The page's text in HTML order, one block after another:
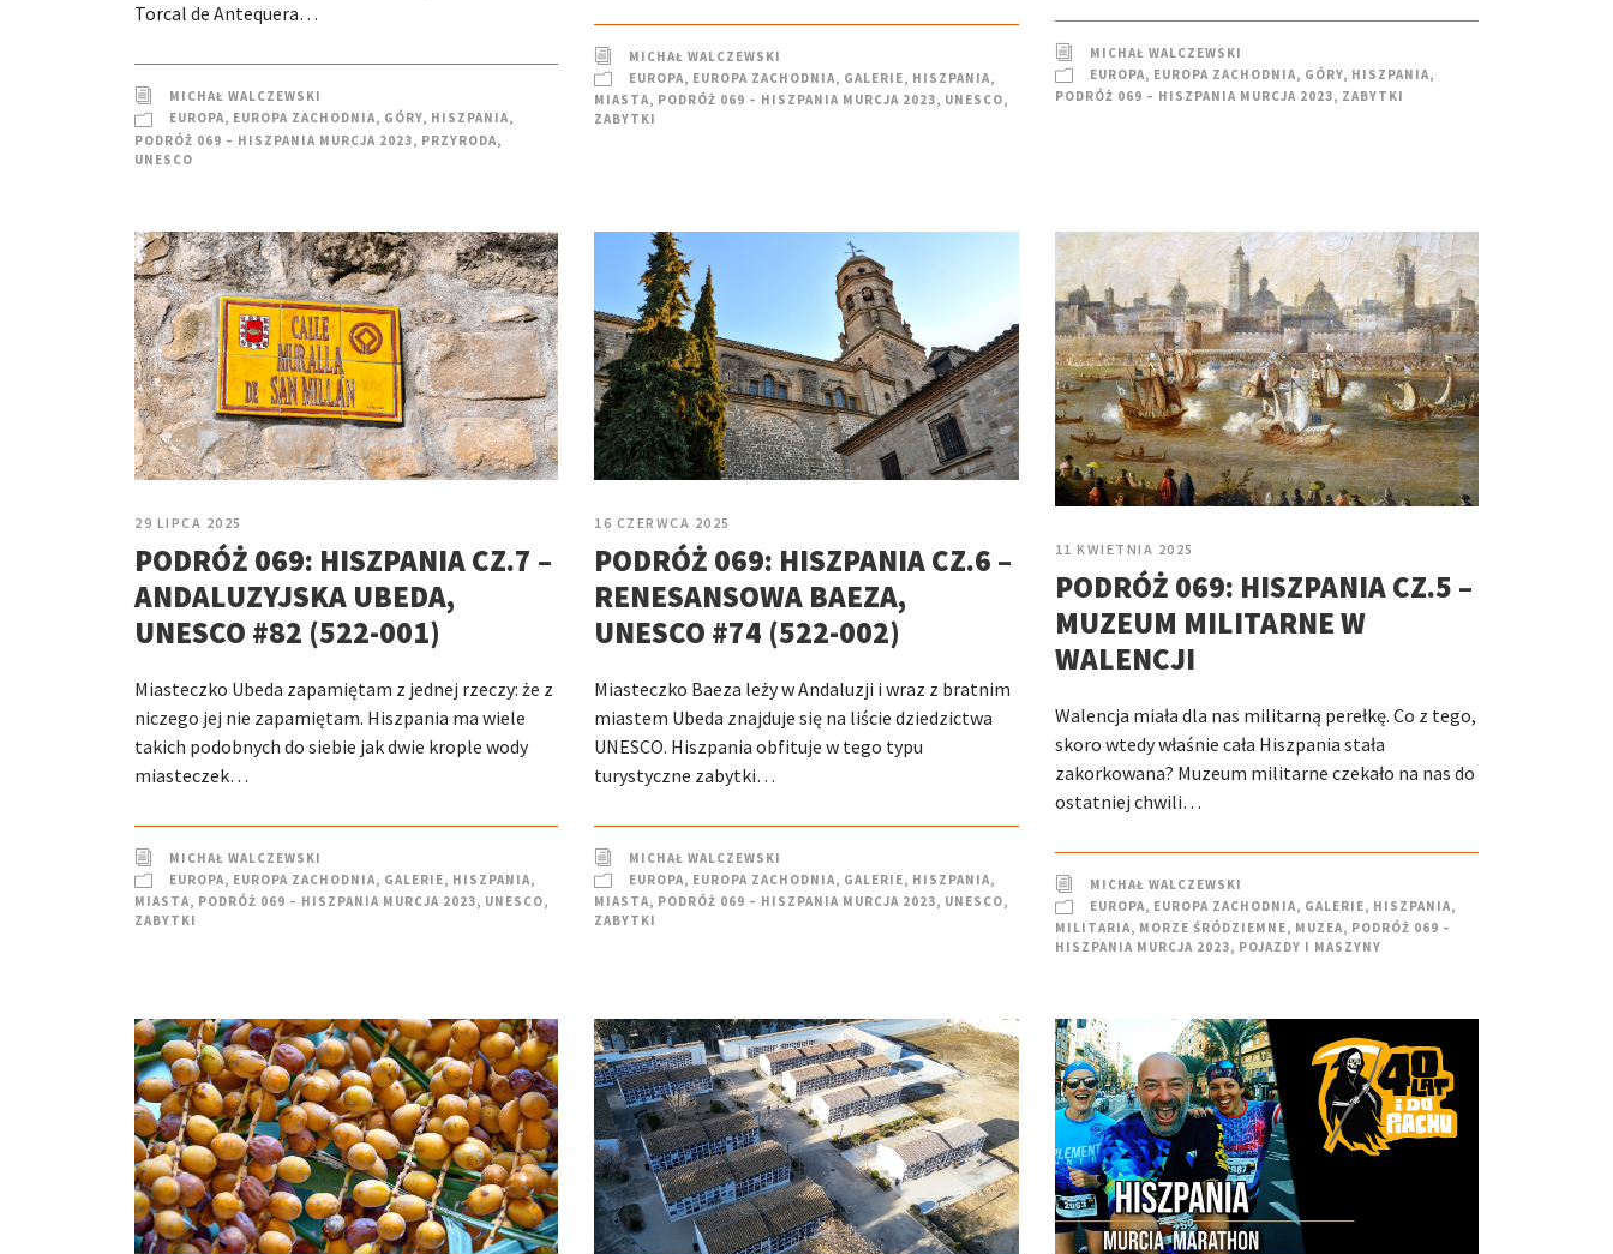
Torcal de Antequera…
MICHAŁ WALCZEWSKI
EUROPA, EUROPA ZACHODNIA, GÓRY, HISZPANIA,
PODRÓŻ 069 – HISZPANIA MURCJA 2023, PRZYRODA,
UNESCO
MICHAŁ WALCZEWSKI
EUROPA, EUROPA ZACHODNIA, GALERIE, HISZPANIA,
MIASTA, PODRÓŻ 069 – HISZPANIA MURCJA 2023, UNESCO,
ZABYTKI
MICHAŁ WALCZEWSKI
EUROPA, EUROPA ZACHODNIA, GÓRY, HISZPANIA,
PODRÓŻ 069 – HISZPANIA MURCJA 2023, ZABYTKI
29 LIPCA 2025
PODRÓŻ 069: HISZPANIA CZ.7 –
ANDALUZYJSKA UBEDA,
UNESCO #82 (522-001)
Miasteczko Ubeda zapamiętam z jednej rzeczy: że z
niczego jej nie zapamiętam. Hiszpania ma wiele
takich podobnych do siebie jak dwie krople wody
miasteczek…
MICHAŁ WALCZEWSKI
EUROPA, EUROPA ZACHODNIA, GALERIE, HISZPANIA,
MIASTA, PODRÓŻ 069 – HISZPANIA MURCJA 2023, UNESCO,
ZABYTKI
16 CZERWCA 2025
PODRÓŻ 069: HISZPANIA CZ.6 –
RENESANSOWA BAEZA,
UNESCO #74 (522-002)
Miasteczko Baeza leży w Andaluzji i wraz z bratnim
miastem Ubeda znajduje się na liście dziedzictwa
UNESCO. Hiszpania obfituje w tego typu
turystyczne zabytki…
MICHAŁ WALCZEWSKI
EUROPA, EUROPA ZACHODNIA, GALERIE, HISZPANIA,
MIASTA, PODRÓŻ 069 – HISZPANIA MURCJA 2023, UNESCO,
ZABYTKI
11 KWIETNIA 2025
PODRÓŻ 069: HISZPANIA CZ.5 –
MUZEUM MILITARNE W
WALENCJI
Walencja miała dla nas militarną perełkę. Co z tego,
skoro wtedy właśnie cała Hiszpania stała
zakorkowana? Muzeum militarne czekało na nas do
ostatniej chwili…
MICHAŁ WALCZEWSKI
EUROPA, EUROPA ZACHODNIA, GALERIE, HISZPANIA,
MILITARIA, MORZE ŚRÓDZIEMNE, MUZEA, PODRÓŻ 069 –
HISZPANIA MURCJA 2023, POJAZDY I MASZYNY